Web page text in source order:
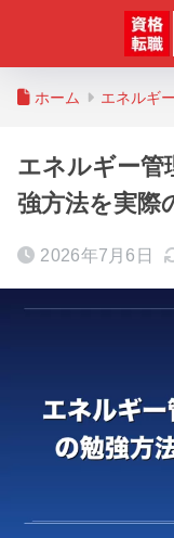
ホーム エネルギ
エネルギー管
強方法を実際
2026年7月6日